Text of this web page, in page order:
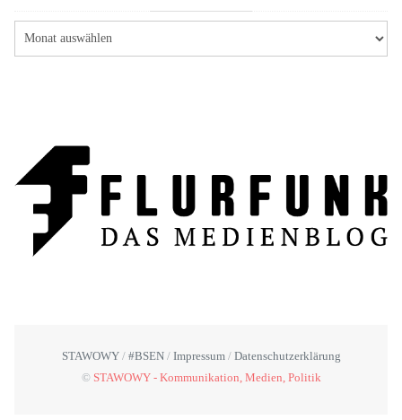
STAWOWY #BSEN Impressum
Datenschutzerklärung
© STAWOWY - Kommunikation, Medien, Politik